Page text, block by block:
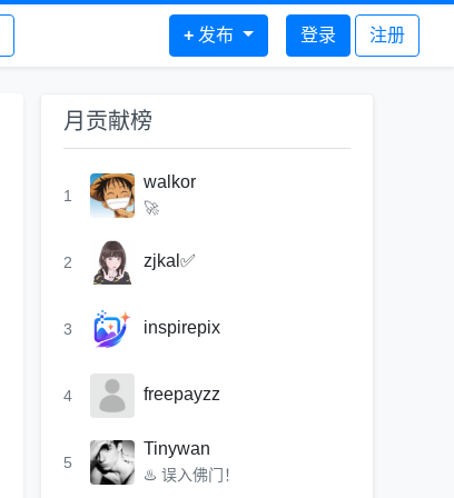
+ 发布 登录 注册
月贡献榜
1
walkor
🚀
2 zjkal✅
3 inspirepix
4 freepayzz
5
Tinywan
♨️ 误入佛门！